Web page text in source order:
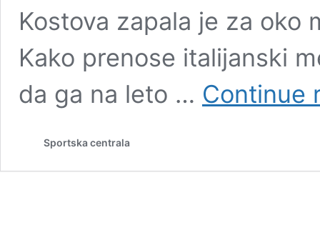
Kostova zapala je za oko
Kako prenose italijanski
da ga na leto … Continue
Sportska centrala